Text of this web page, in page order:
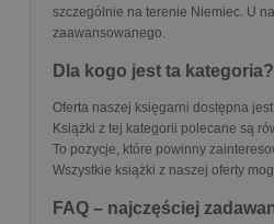
szczególnie na terenie Niemiec. U
zaawansowanego.
Dla kogo jest ta kategoria?
Oferta naszej księgarni dostępna
Książki z tej kategorii polecane są
To pozycje, które powinny
Wszystkie książki z naszej oferty
FAQ – najczęściej